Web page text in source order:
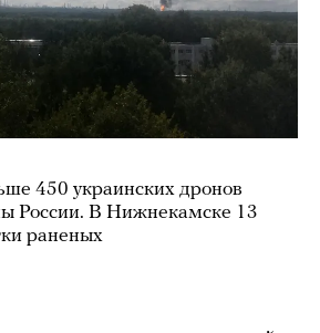
450 украинских дронов
России. В Нижнекамске 13
раненых